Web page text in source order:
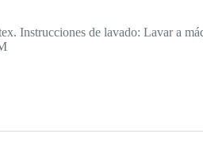
Instrucciones de lavado: Lavar a